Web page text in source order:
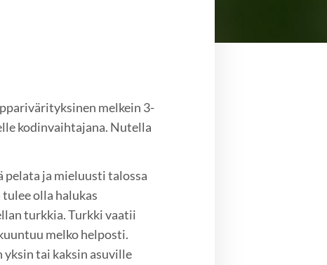
melkein 3-
kodinvaihtajana. Nutella
pelata ja mieluusti talossa
olla halukas
turkkia. Turkki vaatii
melko helposti.
tai kaksin asuville